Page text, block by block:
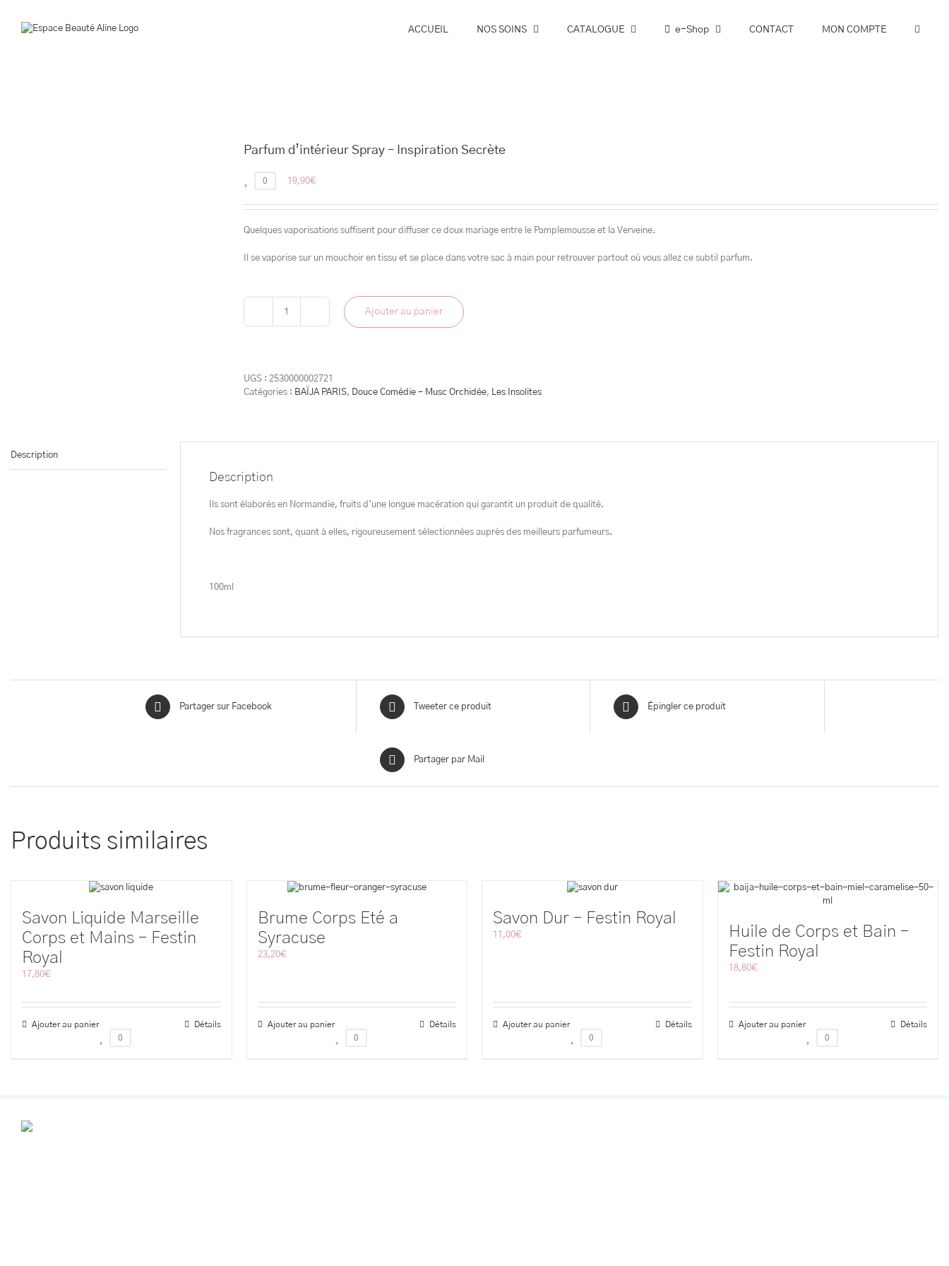
contenu
ACCUEIL NOS SOINS CATALOGUE e-Shop CONTACT MON COMPTE
Parfum d’intérieur Spray – Inspiration Secrète
0 19,90€
Quelques vaporisations suffisent pour diffuser ce doux mariage entre le Pamplemousse et la Verveine.
Il se vaporise sur un mouchoir en tissu et se place dans votre sac à main pour retrouver partout où vous allez ce subtil parfum.
quantité
-
Inspiration
Ajouter au panier
UGS : 2530000002721
Catégories : BAÏJA PARIS, Douce Comédie - Musc Orchidée, Les Insolites
Description
Description
Ils sont élaborés en Normandie, fruits d’une longue macération qui garantit un produit de qualité.
Nos fragrances sont, quant à elles, rigoureusement sélectionnées auprès des meilleurs parfumeurs.
100ml
Partager sur Facebook Tweeter ce produit Épingler ce produit
Partager par Mail
Produits similaires
Savon Liquide Marseille
Corps et Mains – Festin
Royal
17,80€
Ajouter au panier
Détails
0
Brume Corps Eté a
Syracuse
23,20€
Ajouter au panier
Détails
0
Savon Dur – Festin Royal
11,00€
Ajouter au panier
Détails
0
Huile de Corps et Bain –
Festin Royal
18,80€
Ajouter au panier
Détails
0